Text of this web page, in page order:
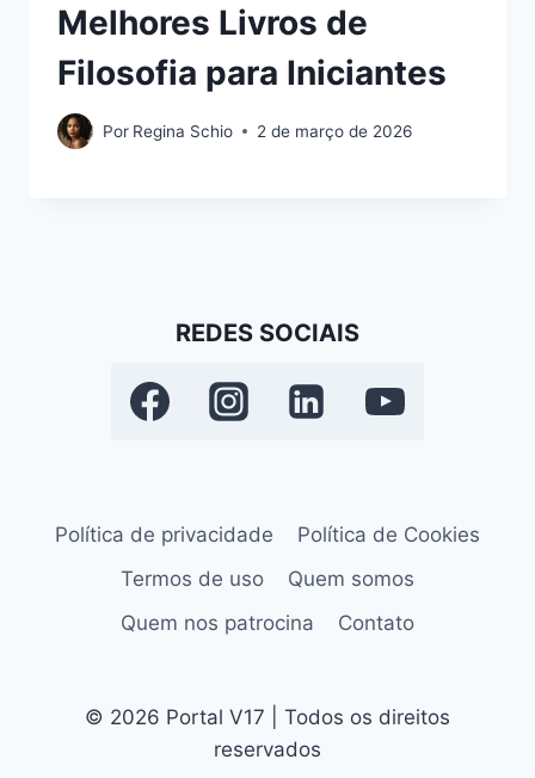
Melhores Livros de
Filosofia para Iniciantes
Por Regina Schio 2 de março de 2026
REDES SOCIAIS
Política de privacidade
Política de Cookies
Termos de uso
Quem somos
Quem nos patrocina
Contato
© 2026 Portal V17 | Todos os direitos
reservados